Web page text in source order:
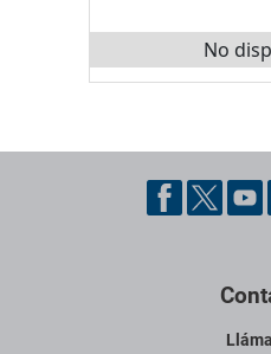
No
Pie de página con información